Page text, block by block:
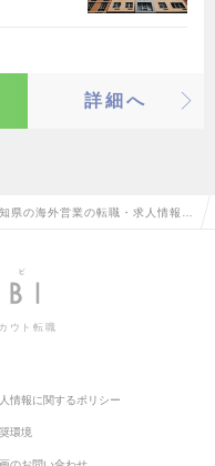
詳細へ
県の海外営業の転職・求人情報一
ウト転職
情報に関するポリシー
環境